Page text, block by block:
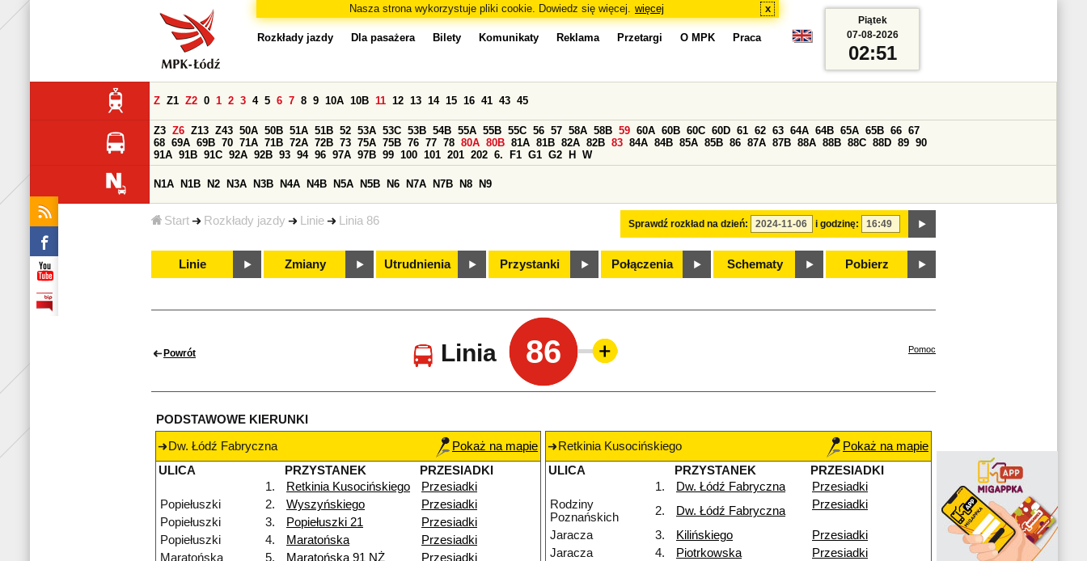
Nasza strona wykorzystuje pliki cookie. Dowiedz się więcej. więcej x
Start Rozkłady jazdy Linie Linia 86
Rozkłady jazdy Dla pasażera Bilety Komunikaty Reklama Przetargi O MPK Praca
Sprawdź rozkład na dzień: i godzinę:
Z Z1 Z2 0 1 2 3 4 5 6 7 8 9 10A 10B 11 12 13 14 15 16 41 43 45
Z3 Z6 Z13 Z43 50A 50B 51A 51B 52 53A 53C 53B 54B 55A 55B 55C 56 57 58A 58B 59 60A 60B 60C 60D 61 62 63 64A 64B 65A 65B 66 67
68 69A 69B 70 71A 71B 72A 72B 73 75A 75B 76 77 78 80A 80B 81A 81B 82A 82B 83 84A 84B 85A 85B 86 87A 87B 88A 88B 88C 88D 89 90
91A 91B 91C 92A 92B 93 94 96 97A 97B 99 100 101 201 202 6. F1 G1 G2 H W
N1A N1B N2 N3A N3B N4A N4B N5A N5B N6 N7A N7B N8 N9
Linie Zmiany Utrudnienia Przystanki Połączenia Schematy Pobierz
Piątek
07-08-2026
02:51
Powrót Linia 86 Pomoc
PODSTAWOWE KIERUNKI
Dw. Łódź Fabryczna
Pokaż na mapie
ULICA
PRZYSTANEK
PRZESIADKI
1.
Retkinia Kusocińskiego
Przesiadki
Popiełuszki
2. Wyszyńskiego
Przesiadki
Popiełuszki
3. Popiełuszki 21
Przesiadki
Popiełuszki
4. Maratońska
Przesiadki
Maratońska
5. Maratońska 91 NŻ
Przesiadki
Retkinia Kusocińskiego
Pokaż na mapie
ULICA
PRZYSTANEK
PRZESIADKI
1.
Dw. Łódź Fabryczna
Przesiadki
Rodziny
Poznańskich
2. Dw. Łódź Fabryczna Przesiadki
Jaracza 3. Kilińskiego
Przesiadki
Jaracza
4. Piotrkowska
Przesiadki